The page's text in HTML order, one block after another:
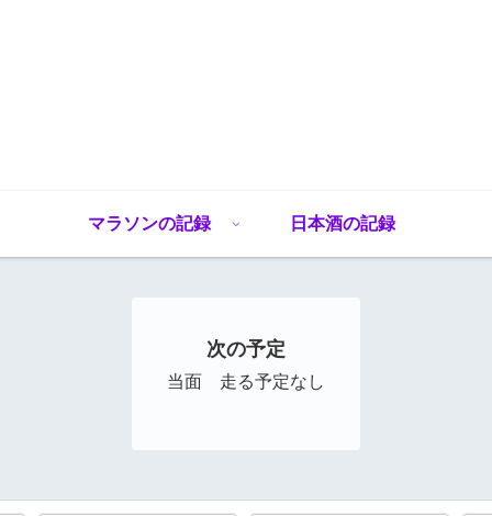
マラソンの記録 日本酒の記録
次の予定
当面 走る予定なし